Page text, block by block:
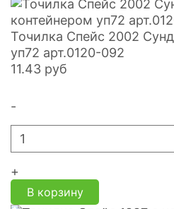
Точилка Спейс 2002
уп72 арт.0120-092
11.43 руб
-
+
В корзину